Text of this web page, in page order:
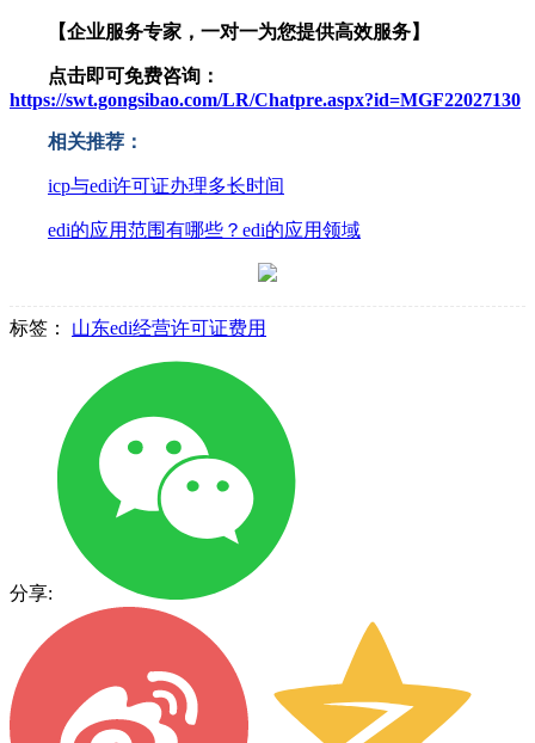
【企业服务专家，一对一为您提供高效服务】
点击即可免费咨询：
https://swt.gongsibao.com/LR/Chatpre.aspx?id=MGF22027130
相关推荐：
icp与edi许可证办理多长时间
edi的应用范围有哪些？edi的应用领域
标签： 山东edi经营许可证费用
分享: